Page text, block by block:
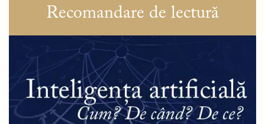
Recomandare de lectură